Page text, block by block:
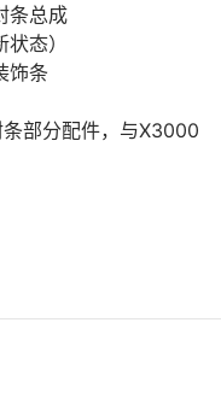
条总成
态）
饰条
部分配件，与X3000